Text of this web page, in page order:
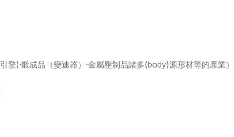
)·鍛成品（變速器）·金屬壓制品諸多(body)源形材等的產業）